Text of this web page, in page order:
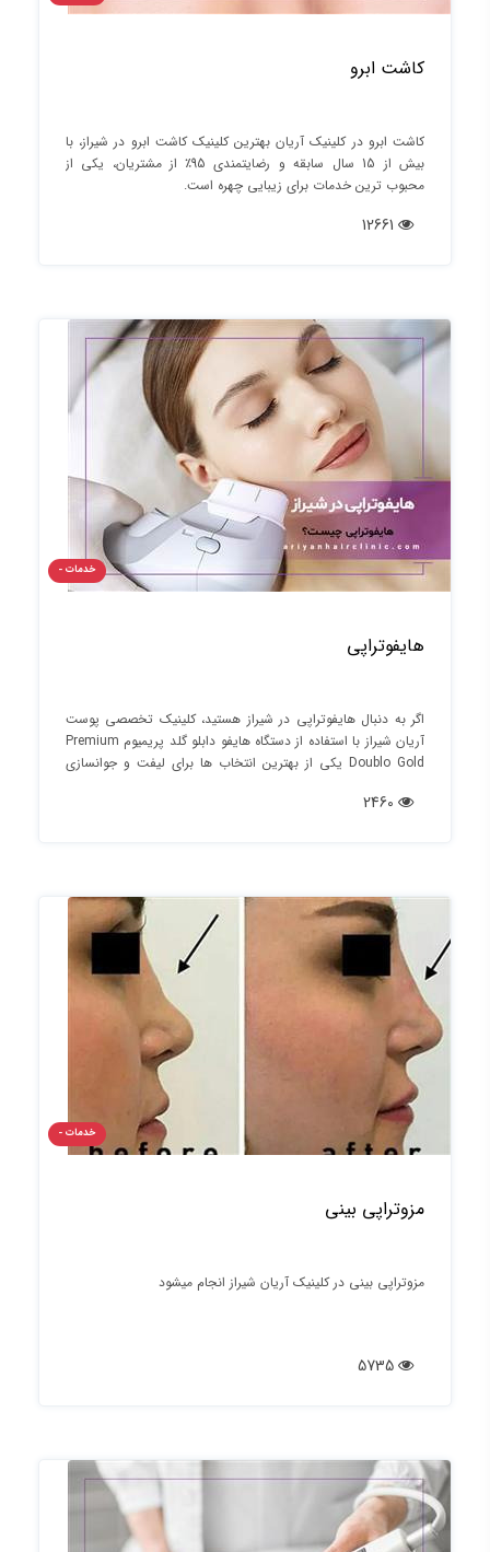
کاشت ابرو
کاشت ابرو در کلینیک آریان بهترین کلینیک کاشت ابرو در شیراز، با
بیش از 15 سال سابقه و رضایتمندی 95٪ از مشتریان، یکی از
محبوب‌ ترین خدمات برای زیبایی چهره است.
خدمات -
هایفوتراپی
اگر به‌ دنبال هایفوتراپی در شیراز هستید، کلینیک تخصصی پوست
آریان شیراز با استفاده از دستگاه هایفو دابلو گلد پریمیوم Premium
Doublo Gold یکی از بهترین انتخاب‌ ها برای لیفت و جوانسازی
خدمات -
مزوتراپی بینی
مزوتراپی بینی در کلینیک آریان شیراز انجام میشود